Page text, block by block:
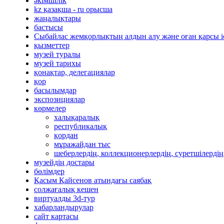
kz қазақша - ru орысша
жаңалықтары
бастысы
Сыбайлас жемқорлықтың алдын алу және оған қарсы
қызметтер
музей туралы
музей тарихы
қонақтар, делегациялар
қор
басылымдар
экспозициялар
көрмелер
халықаралық
республикалық
қордан
мұражайдан тыс
шеберлердің, коллекционерлердің,
музейдің достары
бөлімдер
Қасым Қайсенов атындағы саябақ
солжағалық кешен
виртуалды 3d-тур
xабарландырулар
сайт картасы